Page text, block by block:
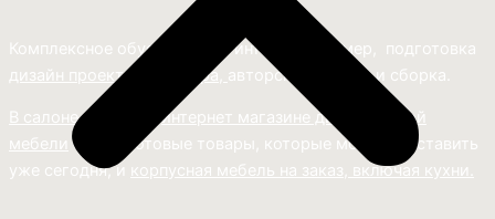
Комплексное обустройство интерьера: замер, подготовка
дизайн проекта интерьера, авторский надзор и сборка.
В салоне мебели иинтернет магазине дизайнерской
мебели есть и готовые товары, которые можем доставить
уже сегодня, и корпусная мебель на заказ, включая кухни.